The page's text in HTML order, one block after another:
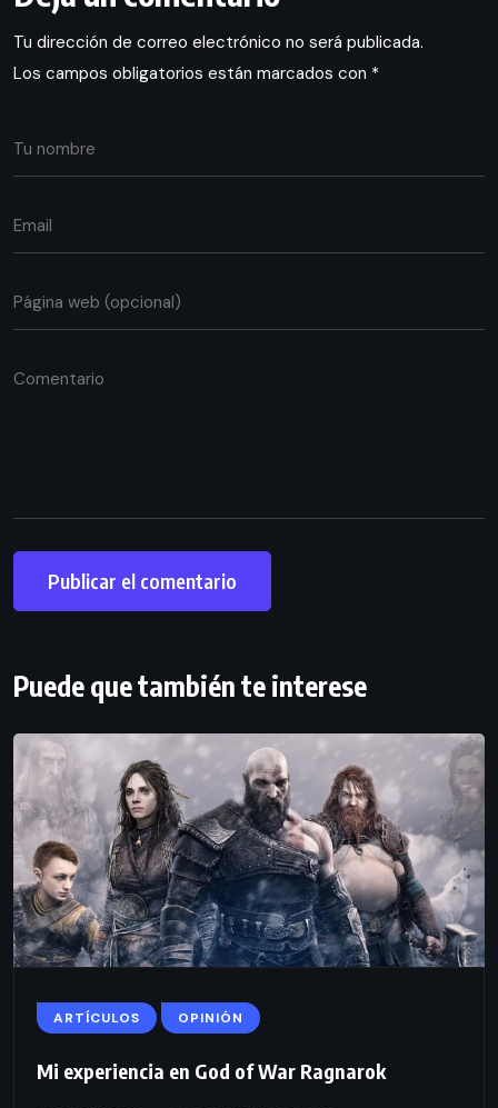
Tu dirección de correo electrónico no será publicada.
Los campos obligatorios están marcados con *
Puede que también te interese
ARTÍCULOS OPINIÓN
Mi experiencia en God of War Ragnarok